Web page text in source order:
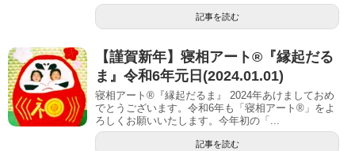
記事を読む
【謹賀新年】寝相アート®︎『縁起だる
ま』令和6年元日(2024.01.01)
寝相アート®『縁起だるま』 2024年あけましておめ
でとうございます。令和6年も「寝相アート®︎」をよ
ろしくお願いいたします。今年初の「...
記事を読む